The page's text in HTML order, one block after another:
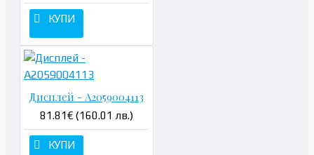
КУПИ
Дисплей - A2059004113
81.81€ (160.01 лв.)
КУПИ